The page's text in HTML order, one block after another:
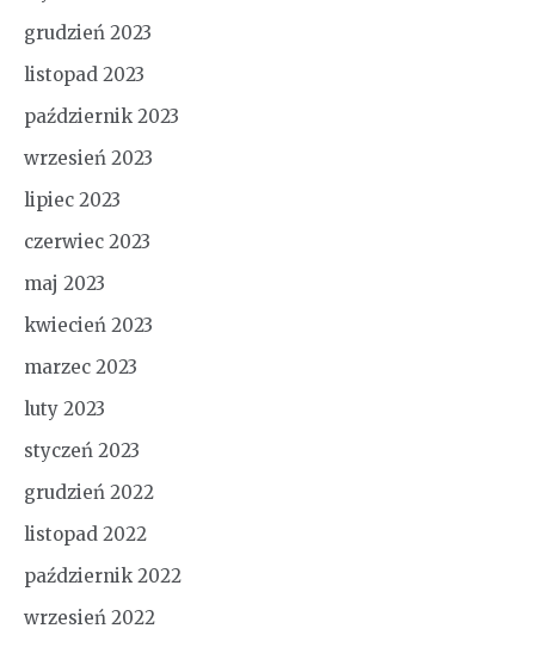
grudzień 2023
listopad 2023
październik 2023
wrzesień 2023
lipiec 2023
czerwiec 2023
maj 2023
kwiecień 2023
marzec 2023
luty 2023
styczeń 2023
grudzień 2022
listopad 2022
październik 2022
wrzesień 2022